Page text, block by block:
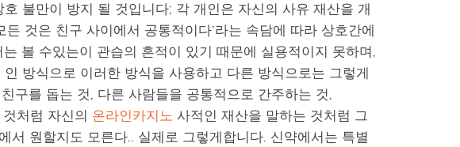
불만이 방지 될 것입니다; 각 개인은 자신의 사유 재산을 개
든 것은 친구 사이에서 공통적이다’라는 속담에 따라 상호간에
볼 수있는이 관습의 흔적이 있기 때문에 실용적이지 못하며,
방식으로 이러한 방식을 사용하고 다른 방식으로는 그렇게
구를 돕는 것, 다른 사람들을 공통적으로 간주하는 것,
처럼 자신의 온라인카지노 사적인 재산을 말하는 것처럼 그
서 원할지도 모른다.. 실제로 그렇게합니다. 신약에서는 특별